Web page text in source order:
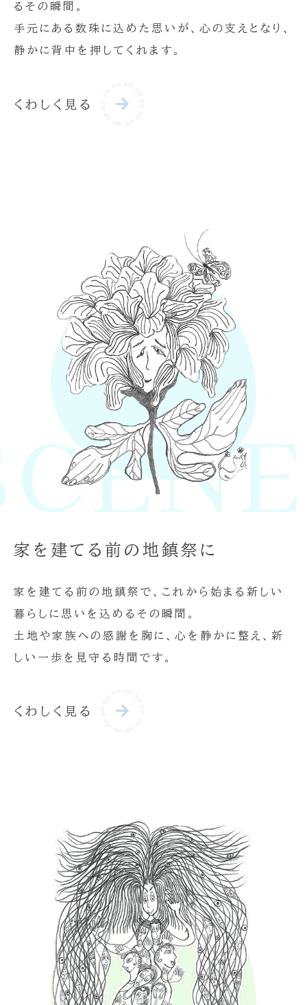
るその瞬間。
手元にある数珠に込めた思いが、心の支えとなり、
静かに背中を押してくれます。
くわしく見る
家を建てる前の地鎮祭に
家を建てる前の地鎮祭で、これから始まる新しい
暮らしに思いを込めるその瞬間。
土地や家族への感謝を胸に、心を静かに整え、新
しい一歩を見守る時間です。
くわしく見る